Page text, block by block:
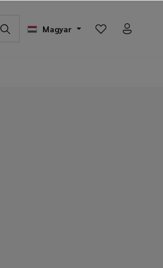
Magyar